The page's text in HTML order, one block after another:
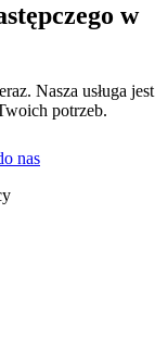
w
Nasza usługa jest
potrzeb.
nas